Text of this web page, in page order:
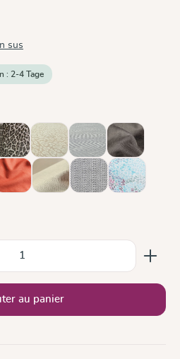
sus
: 2-4 Tage
Leo Leo PureMetro Monochrom
(Cette option n'est pas
Mocca
Rusty RedSand Silver Summer
pour le moment.)
la quantité souhaitée
au panier